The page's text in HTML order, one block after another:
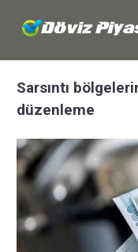
Sarsıntı
düzenleme